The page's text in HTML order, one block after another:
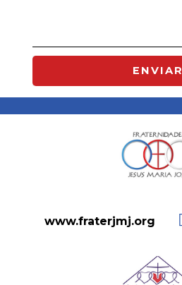
ENVIAR
www.fraterjmj.org